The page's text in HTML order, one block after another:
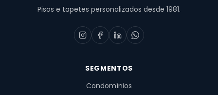
Pisos e tapetes personalizados desde 1981.
SEGMENTOS
Condomínios